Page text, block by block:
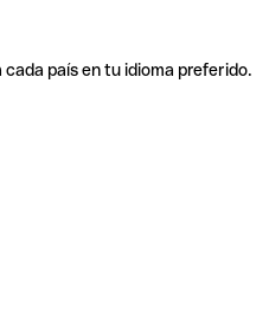
país en tu idioma preferido.